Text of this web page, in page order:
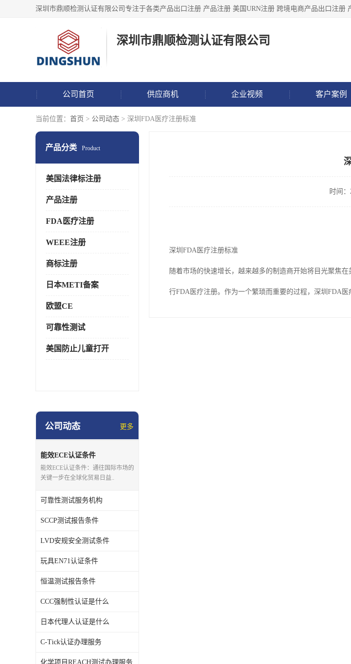
深圳市鼎顺检测认证有限公司
公司首页 供应商机 企业视频 客户案例
当前位置： 首页 > 公司动态 > 深圳FDA医疗注册标准
产品分类 Product
美国法律标注册
产品注册
FDA医疗注册
WEEE注册
商标注册
日本METI备案
欧盟CE
可靠性测试
美国防止儿童打开
公司动态 更多
能效ECE认证条件
能效ECE认证条件：通往国际市场的
关键一步在全球化贸易日益..
可靠性测试服务机构
SCCP测试报告条件
LVD安规安全测试条件
玩具EN71认证条件
恒温测试报告条件
CCC强制性认证是什么
日本代理人认证是什么
C-Tick认证办理服务
化学项目REACH测试办理服务
时间：
深圳FDA医疗注册标准
随着市场的快速增长，越来越多的制造商开始将目光聚焦
行FDA医疗注册。作为一个繁琐而重要的过程，深圳FDA医